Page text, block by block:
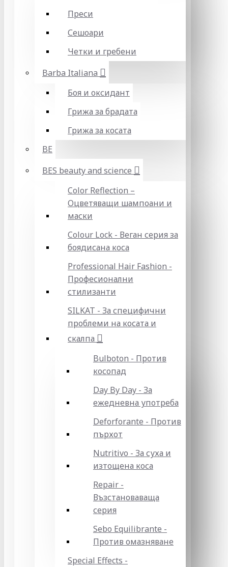
Преси
Сешоари
Четки и гребени
Barba Italiana
Боя и оксидант
Грижа за брадата
Грижа за косата
BE
BES beauty and science
Color Reflection –
Оцветяващи шампоани и
маски
Colour Lock - Веган серия за
боядисана коса
Professional Hair Fashion -
Професионални
стилизанти
SILKAT - За специфични
проблеми на косата и
скалпа
Bulboton - Против
косопад
Day By Day - За
ежедневна употреба
Deforforante - Против
пърхот
Nutritivo - За суха и
изтощена коса
Repair -
Възстановаваща
серия
Sebo Equilibrante -
Против омазняване
Special Effects -